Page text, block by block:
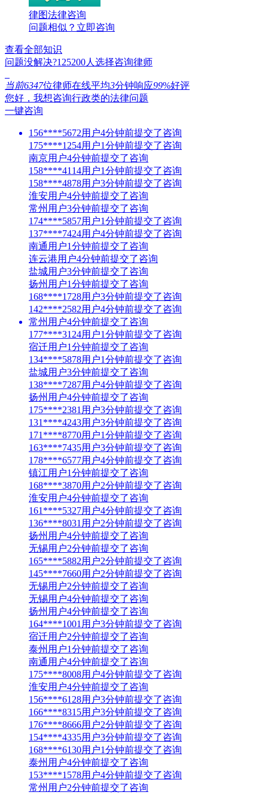
律图法律咨询
问题相似？ 立即咨询
查看全部知识
问题没解决?125200人选择咨询律师
当前6347位律师在线平均3分钟响应99%好评
您好，我想咨询行政类的法律问题
一键咨询
156****5672用户4分钟前提交了咨询
175****1254用户1分钟前提交了咨询
南京用户4分钟前提交了咨询
158****4114用户1分钟前提交了咨询
158****4878用户3分钟前提交了咨询
淮安用户4分钟前提交了咨询
常州用户3分钟前提交了咨询
174****5857用户1分钟前提交了咨询
137****7424用户4分钟前提交了咨询
南通用户1分钟前提交了咨询
连云港用户4分钟前提交了咨询
盐城用户3分钟前提交了咨询
扬州用户1分钟前提交了咨询
168****1728用户3分钟前提交了咨询
142****2582用户4分钟前提交了咨询
常州用户4分钟前提交了咨询
177****3124用户1分钟前提交了咨询
宿迁用户1分钟前提交了咨询
134****5878用户1分钟前提交了咨询
盐城用户3分钟前提交了咨询
138****7287用户4分钟前提交了咨询
扬州用户4分钟前提交了咨询
175****2381用户3分钟前提交了咨询
131****4243用户3分钟前提交了咨询
171****8770用户1分钟前提交了咨询
163****7435用户3分钟前提交了咨询
178****6577用户4分钟前提交了咨询
镇江用户1分钟前提交了咨询
168****3870用户2分钟前提交了咨询
淮安用户4分钟前提交了咨询
161****5327用户4分钟前提交了咨询
136****8031用户2分钟前提交了咨询
扬州用户4分钟前提交了咨询
无锡用户2分钟前提交了咨询
165****5882用户2分钟前提交了咨询
145****7660用户2分钟前提交了咨询
无锡用户2分钟前提交了咨询
无锡用户4分钟前提交了咨询
扬州用户4分钟前提交了咨询
164****1001用户3分钟前提交了咨询
宿迁用户2分钟前提交了咨询
泰州用户1分钟前提交了咨询
南通用户4分钟前提交了咨询
175****8008用户4分钟前提交了咨询
淮安用户4分钟前提交了咨询
156****6128用户3分钟前提交了咨询
166****8315用户3分钟前提交了咨询
176****8666用户2分钟前提交了咨询
154****4335用户3分钟前提交了咨询
168****6130用户1分钟前提交了咨询
泰州用户4分钟前提交了咨询
153****1578用户4分钟前提交了咨询
常州用户2分钟前提交了咨询